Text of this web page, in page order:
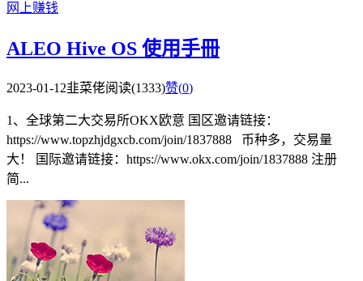
网上赚钱
ALEO Hive OS 使用手冊
2023-01-12韭菜佬阅读(1333)赞(0)
1、全球第二大交易所OKX欧意 国区邀请链接：
https://www.topzhjdgxcb.com/join/1837888 币种多，交易量
大！ 国际邀请链接：https://www.okx.com/join/1837888 注册
简...